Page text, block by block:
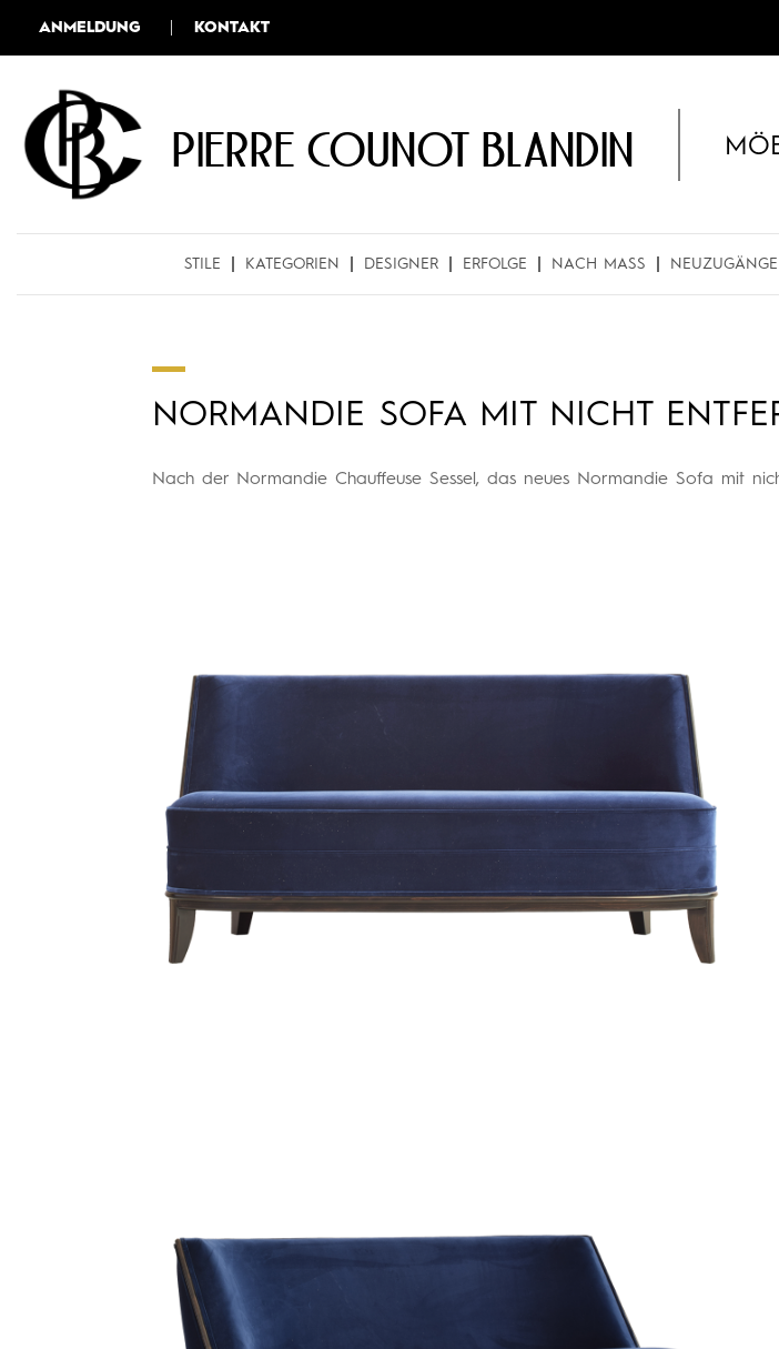
ANMELDUNG KONTAKT
Pierre COUNOT BLANDIN
STILE KATEGORIEN DESIGNER ERFOLGE NACH MASS NEUZUGÄNGE
NORMANDIE SOFA MIT NICHT
Nach der Normandie Chauffeuse Sessel, das neues Normandie Sofa mit